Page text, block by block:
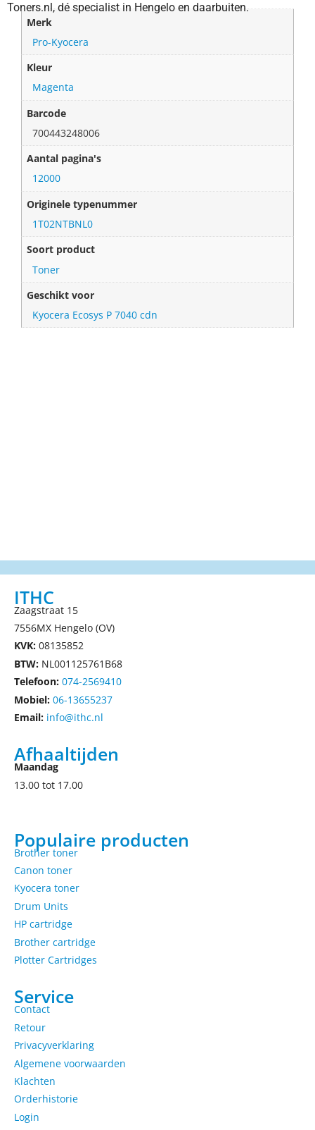
Toners.nl, dé specialist in Hengelo en daarbuiten.
Merk
Pro-Kyocera
Kleur
Magenta
Barcode
700443248006
Aantal pagina's
12000
Originele typenummer
1T02NTBNL0
Soort product
Toner
Geschikt voor
Kyocera Ecosys P 7040 cdn
ITHC
Zaagstraat 15
7556MX Hengelo (OV)
KVK: 08135852
BTW: NL001125761B68
Telefoon: 074-2569410
Mobiel: 06-13655237
Email: info@ithc.nl
Afhaaltijden
Maandag
13.00 tot 17.00
Populaire producten
Brother toner
Canon toner
Kyocera toner
Drum Units
HP cartridge
Brother cartridge
Plotter Cartridges
Service
Contact
Retour
Privacyverklaring
Algemene voorwaarden
Klachten
Orderhistorie
Login